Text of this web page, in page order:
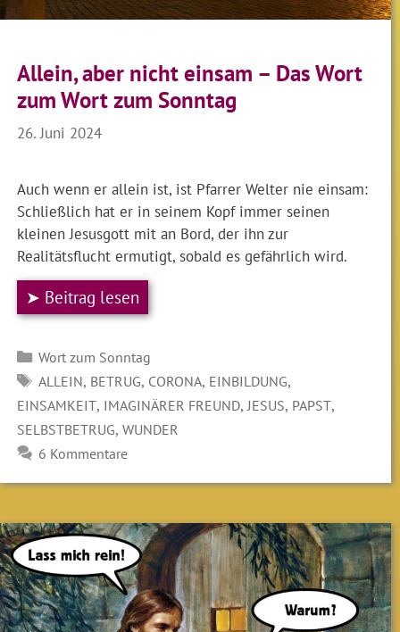
Allein, aber nicht einsam – Das Wort
zum Wort zum Sonntag
26. Juni 2024
Auch wenn er allein ist, ist Pfarrer Welter nie einsam:
Schließlich hat er in seinem Kopf immer seinen
kleinen Jesusgott mit an Bord, der ihn zur
Realitätsflucht ermutigt, sobald es gefährlich wird.
➤ Beitrag lesen
Kategorien
Wort zum Sonntag
SCHLAGWÖRTER
ALLEIN, BETRUG, CORONA, EINBILDUNG,
EINSAMKEIT, IMAGINÄRER FREUND,JESUS, PAPST,
SELBSTBETRUG,WUNDER
6 Kommentare